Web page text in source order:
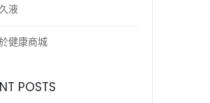
液
健康商城
POSTS